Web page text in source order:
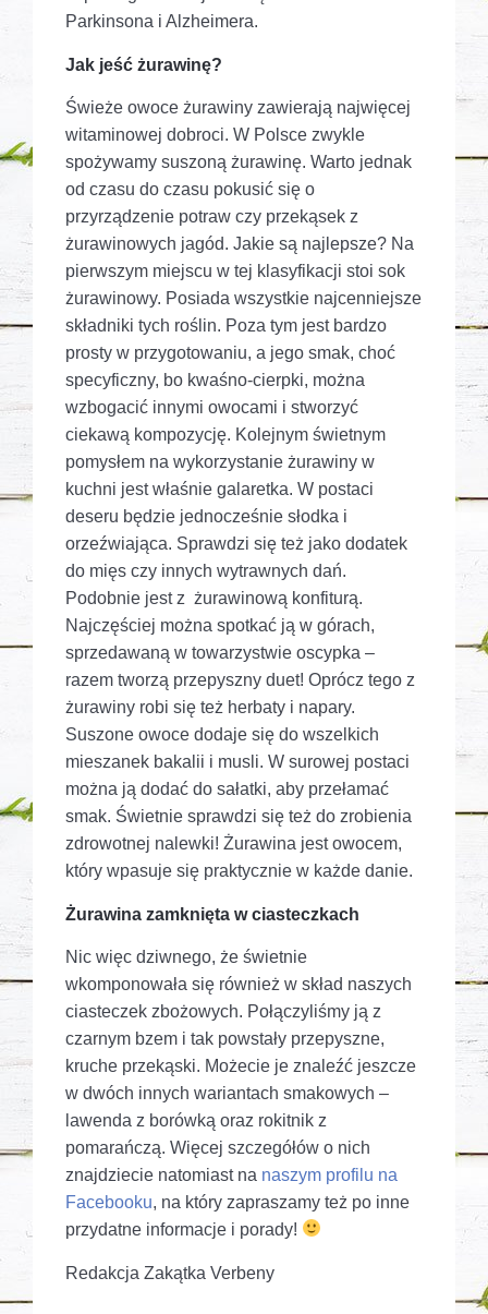
Parkinsona i Alzheimera.
Jak jeść żurawinę?
Świeże owoce żurawiny zawierają najwięcej
witaminowej dobroci. W Polsce zwykle
spożywamy suszoną żurawinę. Warto jednak
od czasu do czasu pokusić się o
przyrządzenie potraw czy przekąsek z
żurawinowych jagód. Jakie są najlepsze? Na
pierwszym miejscu w tej klasyfikacji stoi sok
żurawinowy. Posiada wszystkie najcenniejsze
składniki tych roślin. Poza tym jest bardzo
prosty w przygotowaniu, a jego smak, choć
specyficzny, bo kwaśno-cierpki, można
wzbogacić innymi owocami i stworzyć
ciekawą kompozycję. Kolejnym świetnym
pomysłem na wykorzystanie żurawiny w
kuchni jest właśnie galaretka. W postaci
deseru będzie jednocześnie słodka i
orzeźwiająca. Sprawdzi się też jako dodatek
do mięs czy innych wytrawnych dań.
Podobnie jest z żurawinową konfiturą.
Najczęściej można spotkać ją w górach,
sprzedawaną w towarzystwie oscypka –
razem tworzą przepyszny duet! Oprócz tego z
żurawiny robi się też herbaty i napary.
Suszone owoce dodaje się do wszelkich
mieszanek bakalii i musli. W surowej postaci
można ją dodać do sałatki, aby przełamać
smak. Świetnie sprawdzi się też do zrobienia
zdrowotnej nalewki! Żurawina jest owocem,
który wpasuje się praktycznie w każde danie.
Żurawina zamknięta w ciasteczkach
Nic więc dziwnego, że świetnie
wkomponowała się również w skład naszych
ciasteczek zbożowych. Połączyliśmy ją z
czarnym bzem i tak powstały przepyszne,
kruche przekąski. Możecie je znaleźć jeszcze
w dwóch innych wariantach smakowych –
lawenda z borówką oraz rokitnik z
pomarańczą. Więcej szczegółów o nich
znajdziecie natomiast na naszym profilu na
Facebooku, na który zapraszamy też po inne
przydatne informacje i porady!
Redakcja Zakątka Verbeny